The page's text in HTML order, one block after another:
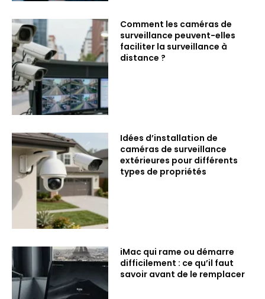
Comment les caméras de
surveillance peuvent-elles
faciliter la surveillance à
distance ?
Idées d’installation de
caméras de surveillance
extérieures pour différents
types de propriétés
iMac qui rame ou démarre
difficilement : ce qu’il faut
savoir avant de le remplacer